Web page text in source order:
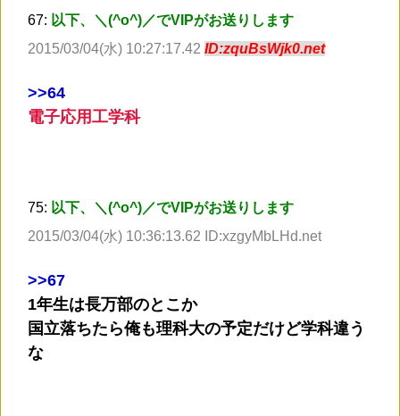
67: 以下、＼(^o^)／でVIPがお送りします
2015/03/04(水) 10:27:17.42 ID:zquBsWjk0.net
>>64
電子応用工学科
75: 以下、＼(^o^)／でVIPがお送りします
2015/03/04(水) 10:36:13.62 ID:xzgyMbLHd.net
>>67
1年生は長万部のとこか
国立落ちたら俺も理科大の予定だけど学科違う
な